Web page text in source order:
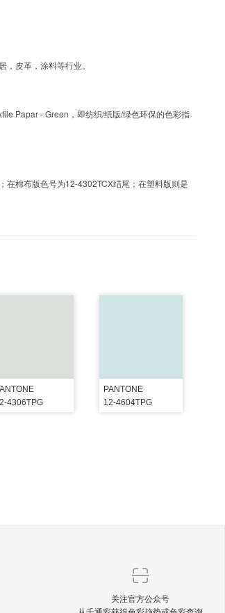
皮革，涂料等行业。
Papar - Green，即纺织/纸版/绿色环保的色彩指
在棉布版色号为12-4302TCX结尾；在塑料版则是
4306TPG
PANTONE
12-4604TPG
关注官方公众号